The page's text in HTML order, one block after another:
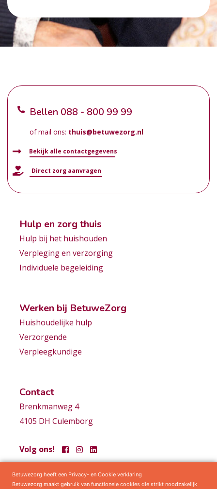
Bellen 088 - 800 99 99
of mail ons: thuis@betuwezorg.nl
Bekijk alle contactgegevens
Direct zorg aanvragen
Hulp en zorg thuis
Hulp bij het huishouden
Verpleging en verzorging
Individuele begeleiding
Werken bij BetuweZorg
Huishoudelijke hulp
Verzorgende
Verpleegkundige
Contact
Brenkmanweg 4
4105 DH Culemborg
Volg ons!
Samenwerkingen Privacy statement Algemene voorwaarden
Betuwezorg heeft een Privacy- en Cookie verklaring
Betuwezorg maakt gebruik van functionele cookies die strikt noodzakelijk